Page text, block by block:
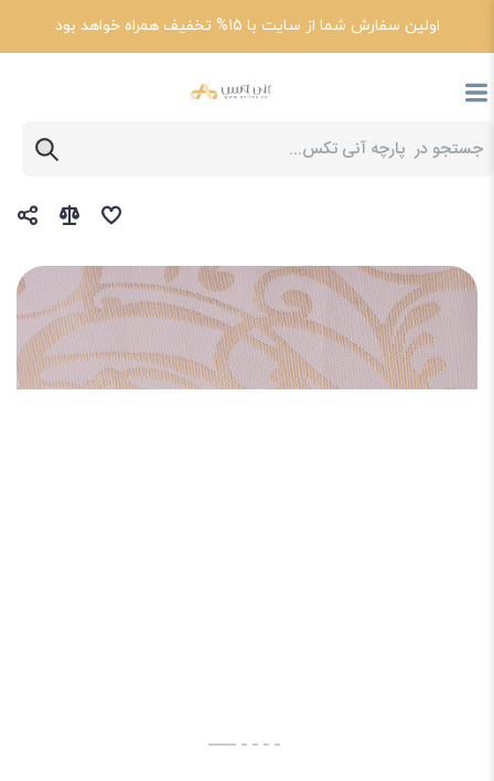
اولین سفارش شما از سایت با 15% تخفیف همراه خواهد بود
پارچه آنی تکس خرید مستقیم پارچه ژاکارد از تولیدکننده با بهترین قیمت